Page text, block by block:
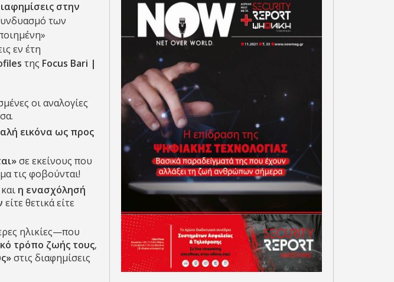
στην
των
εν έτη
της Focus Bari |
οι αναλογίες
εικόνα ως προς
σε εκείνους που
τις φοβούνται!
η ενασχόλησή
είτε θετικά είτε
ηλικίες—που
τρόπο ζωής τους,
στις διαφημίσεις